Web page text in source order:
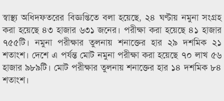
স্বাস্থ্য অধিদফতরের বিজ্ঞপ্তিতে বলা হয়েছে, ২৪ ঘণ্টায় নমুনা সংগ্রহ
করা হয়েছে ৪৩ হাজার ৬৩১ জনের। পরীক্ষা করা হয়েছে ৪১ হাজার
৭৫৫টি। নমুনা পরীক্ষার তুলনায় শনাক্তের হার ২৯ দশমিক ২১
শতাংশ। দেশে এ পর্যন্ত মোট নমুনা পরীক্ষা করা হয়েছে ৭০ লাখ ৫৬
হাজার ৯৮৯টি। মোট পরীক্ষার তুলনায় শনাক্তের হার ১৪ দশমিক ৮৪
শতাংশ।